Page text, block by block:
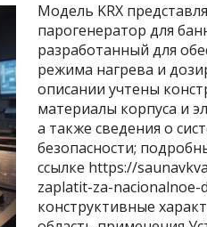
Модель KRX
парогенератор для
разработанный для
режима нагрева и
описании учтены
материалы корпуса и
а также сведения о
безопасности;
ссылке https://
zaplatit-za-
конструктивные